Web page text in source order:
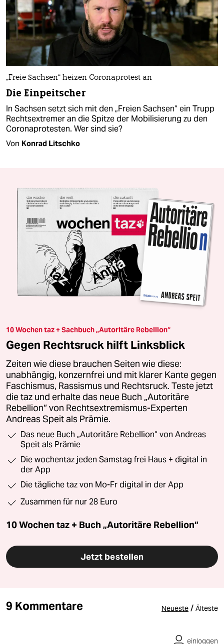
„Freie Sachsen“ heizen Coronaprotest an
Die Einpeitscher
In Sachsen setzt sich mit den „Freien Sachsen“ ein Trupp
Rechtsextremer an die Spitze der Mobilisierung zu den
Coronaprotesten. Wer sind sie?
Von Konrad Litschko
10 Wochen taz + Sachbuch „Autoritäre Rebellion“
Gegen Rechtsruck hilft Linksblick
Zeiten wie diese brauchen Seiten wie diese:
unabhängig, konzernfrei und mit klarer Kante gegen
Faschismus, Rassismus und Rechtsruck. Teste jetzt
die taz und erhalte das neue Buch „Autoritäre
Rebellion“ von Rechtsextremismus-Experten
Andreas Speit als Prämie.
Das neue Buch „Autoritäre Rebellion“ von Andreas
Speit als Prämie
Die wochentaz jeden Samstag frei Haus + digital in
der App
Die tägliche taz von Mo-Fr digital in der App
Zusammen für nur 28 Euro
10 Wochen taz + Buch „Autoritäre Rebellion“
Jetzt bestellen
9 Kommentare Neueste / Älteste
einloggen